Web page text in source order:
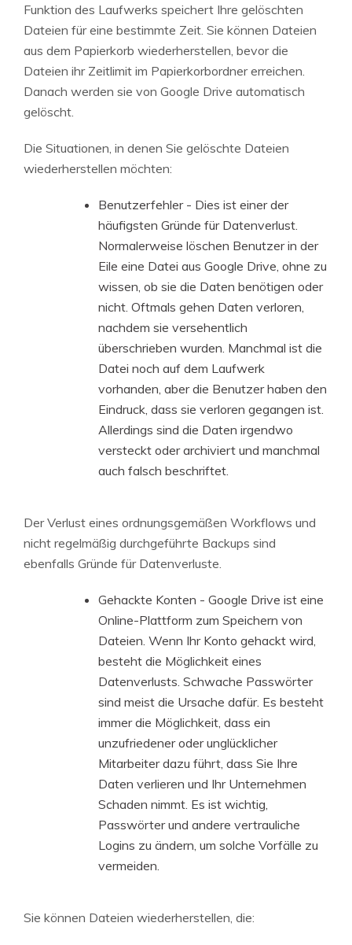
Funktion des Laufwerks speichert Ihre gelöschten
Dateien für eine bestimmte Zeit. Sie können Dateien
aus dem Papierkorb wiederherstellen, bevor die
Dateien ihr Zeitlimit im Papierkorbordner erreichen.
Danach werden sie von Google Drive automatisch
gelöscht.
Die Situationen, in denen Sie gelöschte Dateien
wiederherstellen möchten:
Benutzerfehler - Dies ist einer der
häufigsten Gründe für Datenverlust.
Normalerweise löschen Benutzer in der
Eile eine Datei aus Google Drive, ohne zu
wissen, ob sie die Daten benötigen oder
nicht. Oftmals gehen Daten verloren,
nachdem sie versehentlich
überschrieben wurden. Manchmal ist die
Datei noch auf dem Laufwerk
vorhanden, aber die Benutzer haben den
Eindruck, dass sie verloren gegangen ist.
Allerdings sind die Daten irgendwo
versteckt oder archiviert und manchmal
auch falsch beschriftet.
Der Verlust eines ordnungsgemäßen Workflows und
nicht regelmäßig durchgeführte Backups sind
ebenfalls Gründe für Datenverluste.
Gehackte Konten - Google Drive ist eine
Online-Plattform zum Speichern von
Dateien. Wenn Ihr Konto gehackt wird,
besteht die Möglichkeit eines
Datenverlusts. Schwache Passwörter
sind meist die Ursache dafür. Es besteht
immer die Möglichkeit, dass ein
unzufriedener oder unglücklicher
Mitarbeiter dazu führt, dass Sie Ihre
Daten verlieren und Ihr Unternehmen
Schaden nimmt. Es ist wichtig,
Passwörter und andere vertrauliche
Logins zu ändern, um solche Vorfälle zu
vermeiden.
Sie können Dateien wiederherstellen, die: